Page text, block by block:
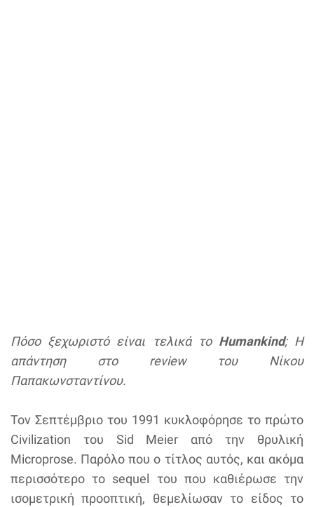
Πόσο ξεχωριστό είναι τελικά το Humankind; Η
απάντηση στο review του Νίκου
Παπακωνσταντίνου.
Τον Σεπτέμβριο του 1991 κυκλοφόρησε το πρώτο
Civilization του Sid Meier από την θρυλική
Microprose. Παρόλο που ο τίτλος αυτός, και ακόμα
περισσότερο το sequel του που καθιέρωσε την
ισομετρική προοπτική, θεμελίωσαν το είδος το